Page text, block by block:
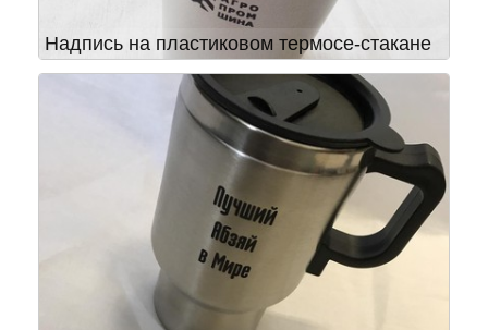
Надпись на пластиковом термосе-стакане